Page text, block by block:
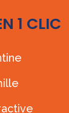
1 CLIC